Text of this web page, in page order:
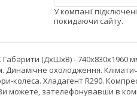
У компанії
покидаючи сайту.
(ДхШхВ) - 740x830x1960
Динамічне охолодження.
колеса. Хладагент R290.
можете, зателефонувавши в